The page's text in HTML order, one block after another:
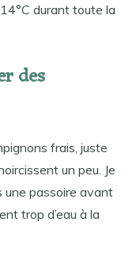
durant toute la
des
frais, juste
un peu. Je
une passoire avant
trop d’eau à la